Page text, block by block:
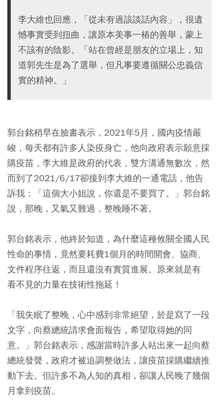
李大維也回應，「從未有過該談話內容」，很遺
憾事實受到扭曲，讓原本美事一樁的善舉，蒙上
不該有的陰影。「站在曾經是朋友的立場上，知
道郭先生是為了選舉，但凡事要遵循關公忠義信
實的精神。」
郭台銘稍早在臉書表示，2021年5月，國內疫情嚴
峻，每天都有許多人染疫身亡，他向政府表示願意採
購疫苗，李大維是政府的代表，雙方溝通無數次，然
而到了2021/6/17卻接到李大維的一通電話，他告
訴我：「這個大小姐說，你還是不要買了。」郭台銘
說，那晚，又氣又難過，整晚睡不著。
郭台銘表示，他終於知道，為什麼這種攸關全國人民
性命的事情，竟然要耗費1個月的時間開會、協商、
文件程序往返，而且還沒有實質進展。原來就是有
看不見的力量在技術性拖延！
「我失眠了整晚，心中感到非常絕望，於是寫了一段
文字，向蔡總統請求會面報告，希望取得她的同
意。」郭台銘表示，感謝當時許多人站出來一起向蔡
總統發聲，政府才被迫調整做法，讓疫苗採購繼續推
動下去。但許多不為人知的真相，卻讓人民晚了幾個
月拿到疫苗。